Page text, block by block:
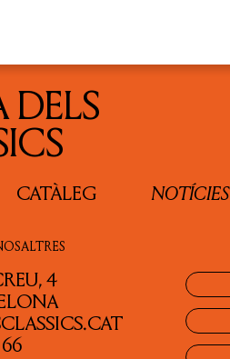
DELS
CATÀLEG NOTÍCIES
4